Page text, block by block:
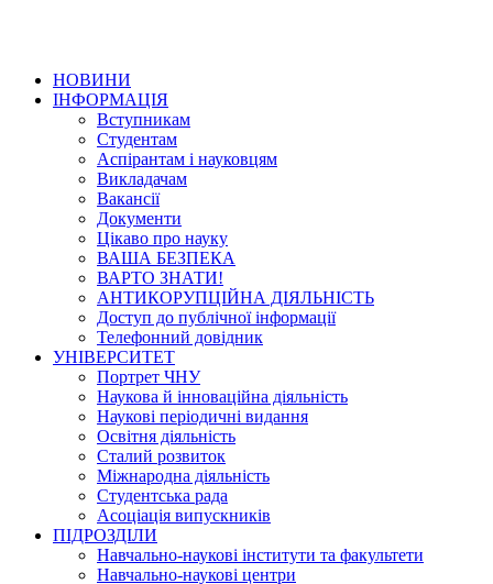
НОВИНИ
ІНФОРМАЦІЯ
Вступникам
Студентам
Аспірантам і науковцям
Викладачам
Вакансії
Документи
Цікаво про науку
ВАША БЕЗПЕКА
ВАРТО ЗНАТИ!
АНТИКОРУПЦІЙНА ДІЯЛЬНІСТЬ
Доступ до публічної інформації
Телефонний довідник
УНІВЕРСИТЕТ
Портрет ЧНУ
Наукова й інноваційна діяльність
Наукові періодичні видання
Освітня діяльність
Сталий розвиток
Міжнародна діяльність
Студентська рада
Асоціація випускників
ПІДРОЗДІЛИ
Навчально-наукові інститути та факультети
Навчально-наукові центри